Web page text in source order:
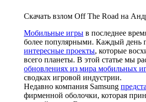
Скачать взлом Off The Road на
Мобильные игры в последнее
более популярными. Каждый день
интересные проекты, которые
всего планеты. В этой статье мы
обновлениях из мира мобильных
сводках игровой индустрии.
Недавно компания Samsung
фирменной оболочки, которая